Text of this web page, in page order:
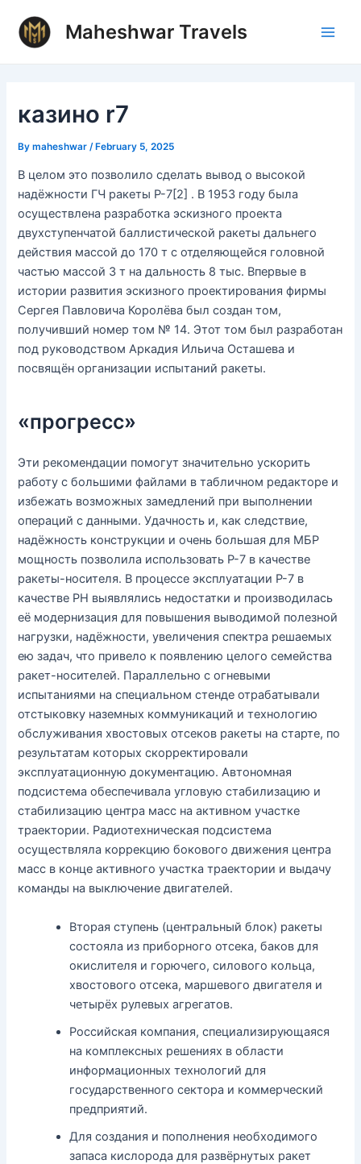
content
Maheshwar Travels
казино r7
Bymaheshwar /February 5, 2025
В целом это позволило сделать вывод о высокой
надёжности ГЧ ракеты Р-7[2] . В 1953 году была
осуществлена разработка эскизного проекта
двухступенчатой баллистической ракеты дальнего
действия массой до 170 т с отделяющейся головной
частью массой 3 т на дальность 8 тыс. Впервые в
истории развития эскизного проектирования фирмы
Сергея Павловича Королёва был создан том,
получивший номер том № 14. Этот том был разработан
под руководством Аркадия Ильича Осташева и
посвящён организации испытаний ракеты.
«прогресс»
Эти рекомендации помогут значительно ускорить
работу с большими файлами в табличном редакторе и
избежать возможных замедлений при выполнении
операций с данными. Удачность и, как следствие,
надёжность конструкции и очень большая для МБР
мощность позволила использовать Р-7 в качестве
ракеты-носителя. В процессе эксплуатации Р-7 в
качестве РН выявлялись недостатки и производилась
её модернизация для повышения выводимой полезной
нагрузки, надёжности, увеличения спектра решаемых
ею задач, что привело к появлению целого семейства
ракет-носителей. Параллельно с огневыми
испытаниями на специальном стенде отрабатывали
отстыковку наземных коммуникаций и технологию
обслуживания хвостовых отсеков ракеты на старте, по
результатам которых скорректировали
эксплуатационную документацию. Автономная
подсистема обеспечивала угловую стабилизацию и
стабилизацию центра масс на активном участке
траектории. Радиотехническая подсистема
осуществляла коррекцию бокового движения центра
масс в конце активного участка траектории и выдачу
команды на выключение двигателей.
Вторая ступень (центральный блок) ракеты
состояла из приборного отсека, баков для
окислителя и горючего, силового кольца,
хвостового отсека, маршевого двигателя и
четырёх рулевых агрегатов.
Российская компания, специализирующаяся
на комплексных решениях в области
информационных технологий для
государственного сектора и коммерческий
предприятий.
Для создания и пополнения необходимого
запаса кислорода для развёрнутых ракет
navigation